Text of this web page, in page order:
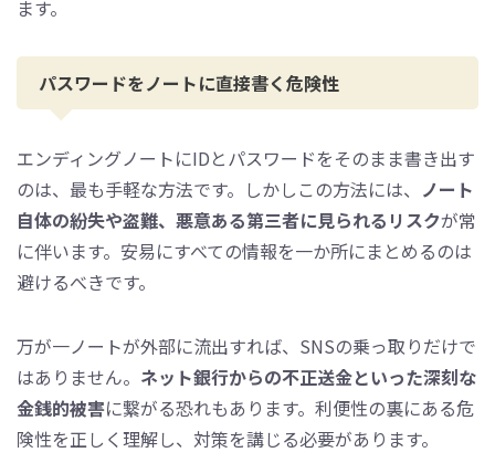
ます。
パスワードをノートに直接書く危険性
エンディングノートにIDとパスワードをそのまま書き出す
のは、最も手軽な方法です。しかしこの方法には、 ノート
自体の紛失や盗難、悪意ある第三者に見られるリスクが常
に伴います。安易にすべての情報を一か所にまとめるのは
避けるべきです。
万が一ノートが外部に流出すれば、SNSの乗っ取りだけで
はありません。 ネット銀行からの不正送金といった深刻な
金銭的被害に繋がる恐れもあります。利便性の裏にある危
険性を正しく理解し、対策を講じる必要があります。